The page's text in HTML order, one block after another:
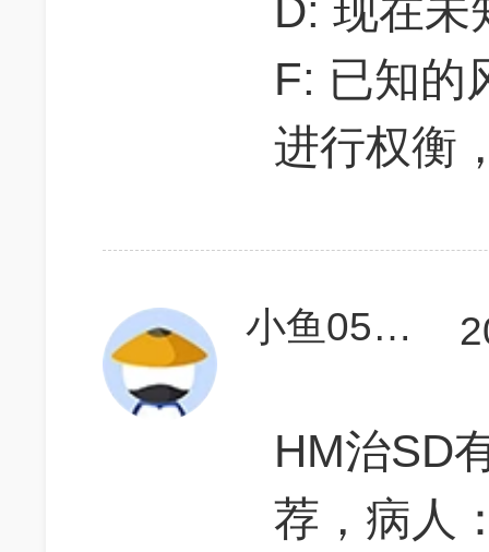
D: 现在未
F: 已知的
进行权衡
小鱼0518
HM治SD
荐，病人